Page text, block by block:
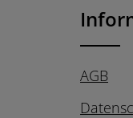
AGB